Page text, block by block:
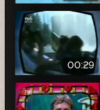
00:29